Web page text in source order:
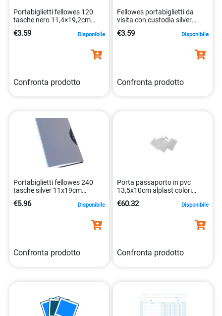
Portabiglietti fellowes 120
tasche nero 11,4×19,2cm
€3.59 Disponibile
Confronta prodotto
Fellowes portabiglietti da
visita con custodia silver
€3.59 Disponibile
Confronta prodotto
Portabiglietti fellowes 240
tasche silver 11x19cm
€5.96 Disponibile
Confronta prodotto
Porta passaporto in pvc
13,5x10cm alplast colori
€60.32 Disponibile
Confronta prodotto